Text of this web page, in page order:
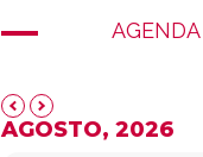
AGENDA
AGOSTO, 2026